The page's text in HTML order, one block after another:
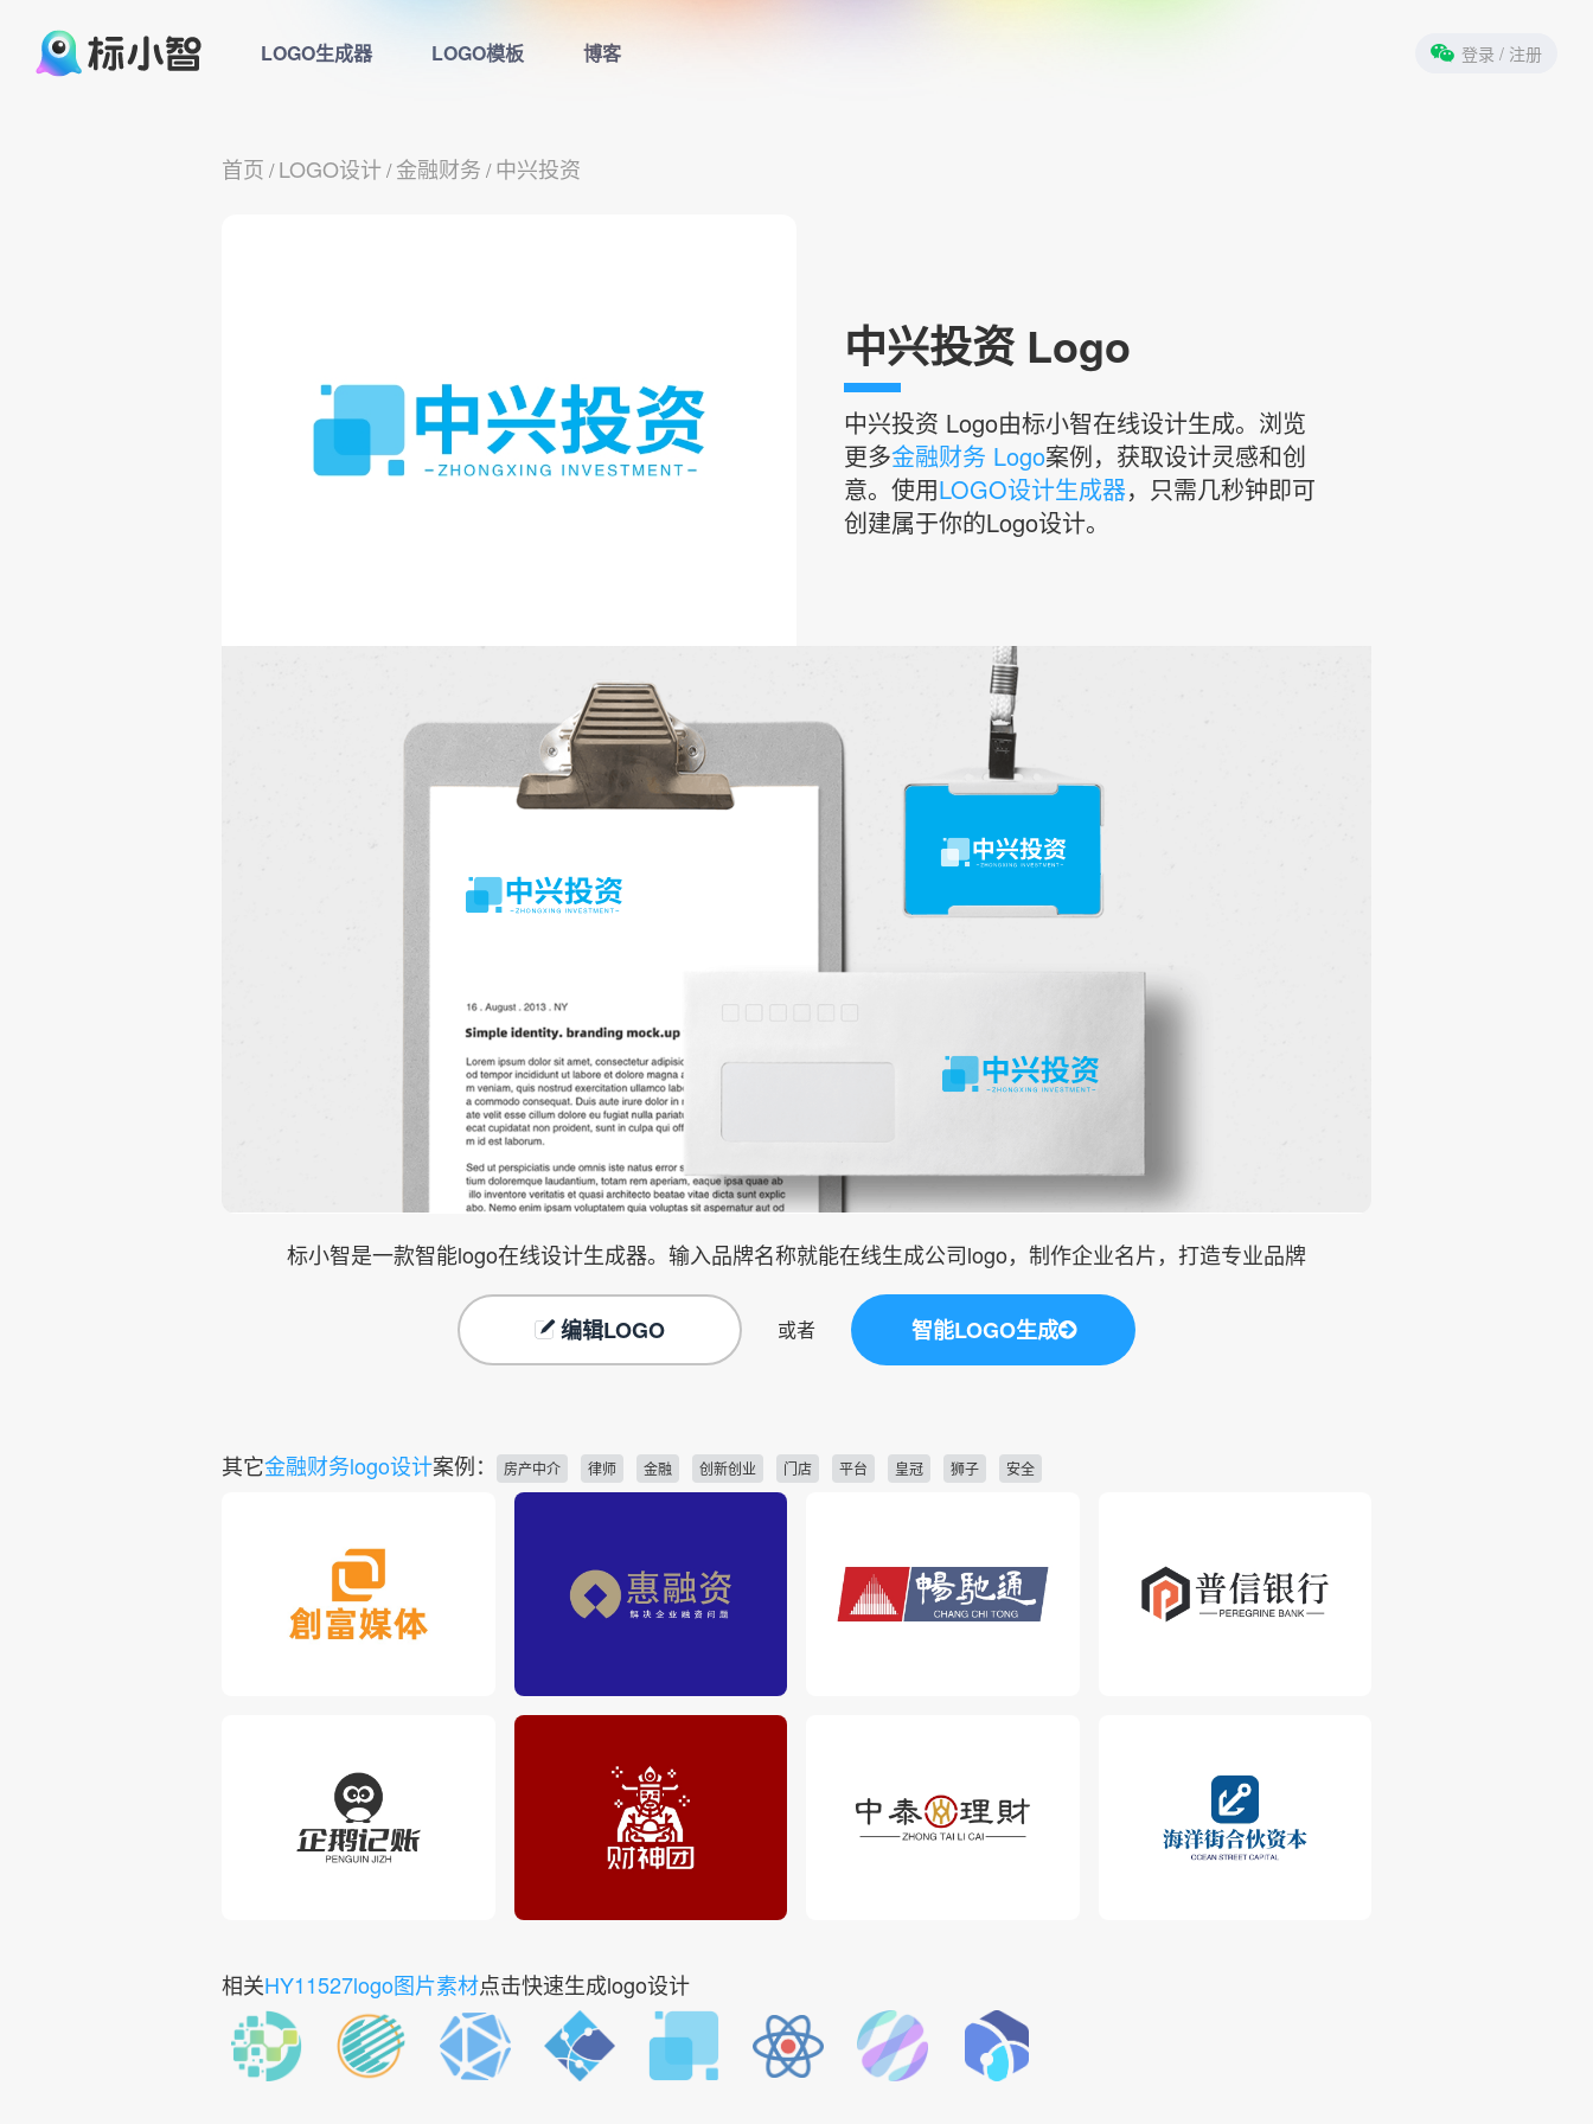
LOGO生成器 LOGO模板 博客 登录 / 注册
首页 / LOGO设计/ 金融财务 / 中兴投资
中兴投资 Logo
中兴投资 Logo由标小智在线设计生成。浏览
更多金融财务 Logo案例，获取设计灵感和创
意。使用LOGO设计生成器，只需几秒钟即可
创建属于你的Logo设计。
标小智是一款智能logo在线设计生成器。输入品牌名称就能在线生成公司logo，制作企业名片，打造专业品牌
编辑LOGO 或者 智能LOGO生成
其它金融财务logo设计案例： 房产中介 律师 金融 创新创业 门店 平台 皇冠 狮子 安全
相关HY11527logo图片素材点击快速生成logo设计